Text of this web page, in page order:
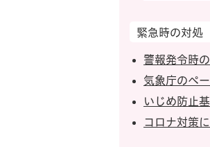
緊急時の対処
警報発令時
気象庁のペ
いじめ防止
コロナ対策